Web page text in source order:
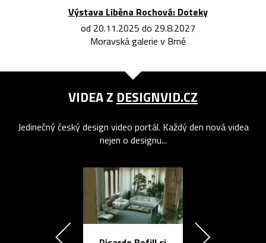
Výstava Liběna Rochová: Doteky
od 20.11.2025 do 29.8.2027
Moravská galerie v Brně
VIDEA Z DESIGNVID.CZ
Jedinečný český design video portál. Každý den nová videa
nejen o designu...